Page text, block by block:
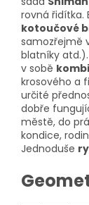
rovná řidítka.
kotoučové
samozřejmě
blatníky
v sobě
krosového a
určité
dobře
městě, do
kondice,
Jednoduše